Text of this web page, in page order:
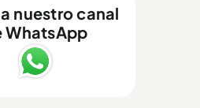
nuestro canal
WhatsApp